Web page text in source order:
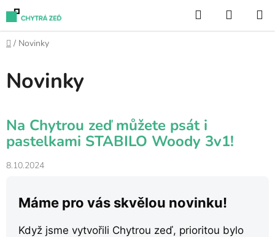
Přejít
na
obsah
Hledat
KOŠÍK
Domů
/ Novinky
Novinky
ý
p
i
Na Chytrou zeď můžete psát i
pastelkami STABILO Woody 3v1!
8.10.2024
Máme pro vás skvělou novinku!
Když jsme vytvořili Chytrou zeď, prioritou bylo